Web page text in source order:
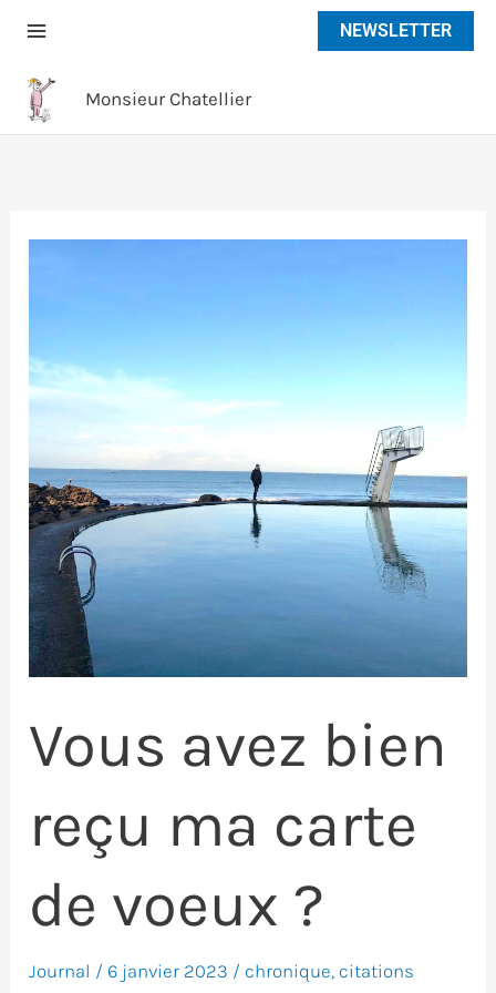
NEWSLETTER
Monsieur Chatellier
Vous avez bien
reçu ma carte
de voeux ?
Journal / 6 janvier 2023 / chronique, citations